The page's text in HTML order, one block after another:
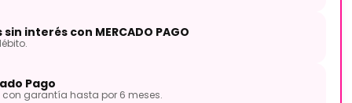
interés con MERCADO PAGO
Pago
garantía hasta por 6 meses.